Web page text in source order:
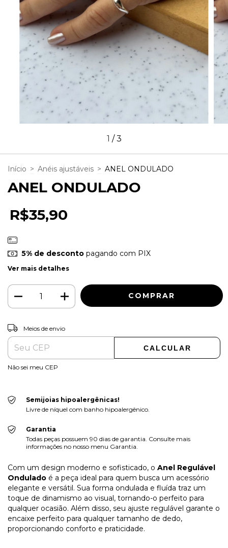
1 /3
Início > Anéis ajustáveis > ANEL ONDULADO
ANEL ONDULADO
R$35,90
5% de descontopagando com PIX
Ver mais detalhes
Entregas para o CEP:
Meios de envio
CALCULAR
Não sei meu CEP
Semijoias hipoalergênicas!
Livre de níquel com banho hipoalergênico.
Garantia
Todas peças possuem 90 dias de garantia. Consulte mais
informações no nosso menu Garantia.
Com um design moderno e sofisticado, o Anel Regulável
Ondulado é a peça ideal para quem busca um acessório
elegante e versátil. Sua forma ondulada e fluída traz um
toque de dinamismo ao visual, tornando-o perfeito para
qualquer ocasião. Além disso, seu ajuste regulável garante o
encaixe perfeito para qualquer tamanho de dedo,
proporcionando conforto e praticidade.